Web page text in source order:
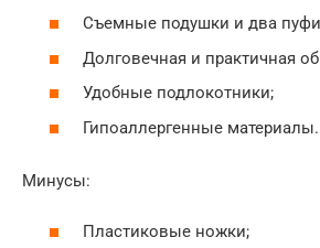
Съемные подушки и два
Долговечная и практичная
Удобные подлокотники;
Гипоаллергенные материалы.
Минусы:
Пластиковые ножки;